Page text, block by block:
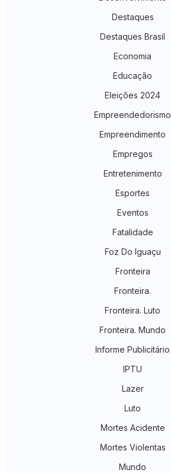
Destaques
Destaques Brasil
Economia
Educação
Eleições 2024
Empreendedorismo
Empreendimento
Empregos
Entretenimento
Esportes
Eventos
Fatalidade
Foz Do Iguaçu
Fronteira
Fronteira.
Fronteira. Luto
Fronteira. Mundo
Informe Publicitário
IPTU
Lazer
Luto
Mortes Acidente
Mortes Violentas
Mundo